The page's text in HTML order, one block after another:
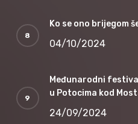
Ko se ono brijegom
04/10/2024
Međunarodni
u Potocima kod
24/09/2024